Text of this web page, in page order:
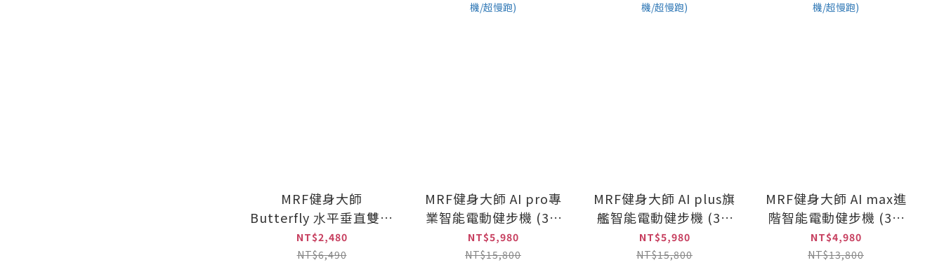
MRF健身大師
Butterfly ⽔平垂直雙律
動機
NT$2,480
NT$6,490
MRF健身大師 AI pro專
業智能電動健步機 (3.4
吋大螢幕/復健機/踏步
機/超慢跑)
NT$5,980
NT$15,800
MRF健身大師 AI plus旗
艦智能電動健步機 (3.4
吋大螢幕/復健機/踏步
機/超慢跑)
NT$5,980
NT$15,800
MRF健身大師 AI max進
階智能電動健步機 (3.4
吋大螢幕/復健機/踏步
機/超慢跑)
NT$4,980
NT$13,800